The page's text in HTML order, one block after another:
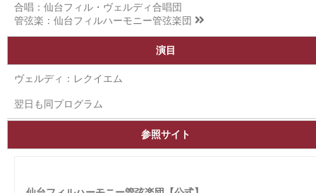
合唱：仙台フィル・ヴェルディ合唱団
管弦楽： 仙台フィルハーモニー管弦楽団
演目
ヴェルディ：レクイエム
翌日も同プログラム
参照サイト